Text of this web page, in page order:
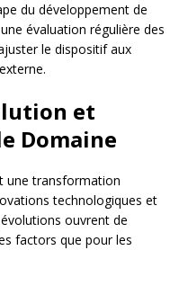
du développement de
évaluation régulière des
le dispositif aux
et
Domaine
une transformation
technologiques et
ouvrent de
factors que pour les